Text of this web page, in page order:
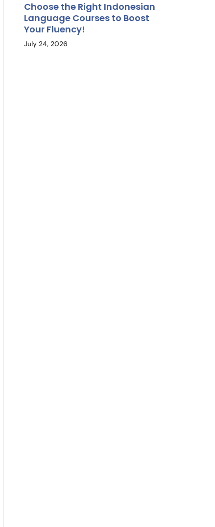
Choose the Right Indonesian
Language Courses to Boost
Your Fluency!
July 24, 2026